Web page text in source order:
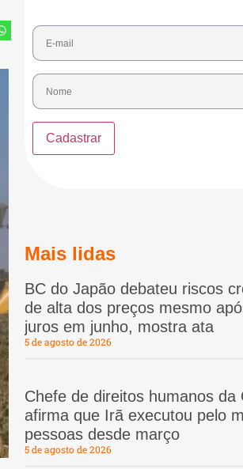
Mais lidas
BC do Japão debateu riscos
de alta dos preços mesmo
juros em junho, mostra ata
5 de agosto de 2026
Chefe de direitos humanos da
afirma que Irã executou pelo
pessoas desde março
5 de agosto de 2026